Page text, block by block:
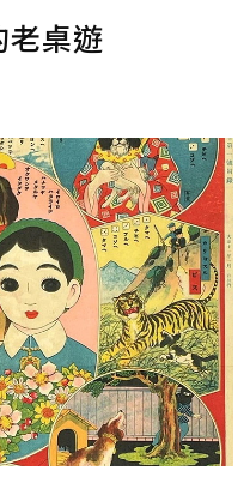
老桌遊